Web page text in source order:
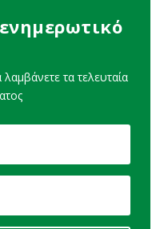
τα τελευταία